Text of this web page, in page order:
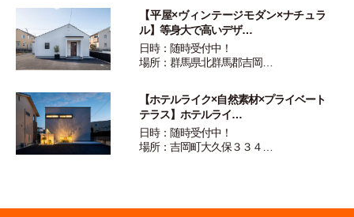
【平屋×ヴィンテージモダン×ナチュラ
ル】等身大で高いデザ…
日時：随時受付中！
場所：群馬県北群馬郡吉岡…
【ホテルライク×自然素材×プライベート
テラス】ホテルライ…
日時：随時受付中！
場所：吉岡町大久保３３４…